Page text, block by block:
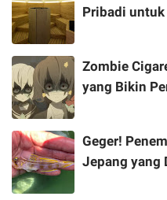
Pribadi
Zombie
yang Bikin
Geger!
Jepang yang